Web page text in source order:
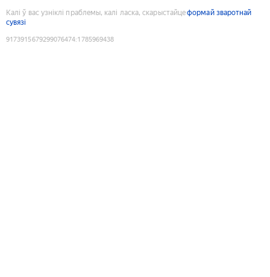
Калі ў вас узніклі праблемы, калі ласка, скарыстайцеформай зваротнай
сувязі
9173915679299076474:1785969438